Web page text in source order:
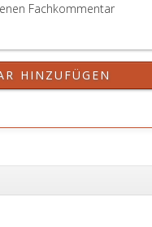
Fachkommentar
HINZUFÜGEN